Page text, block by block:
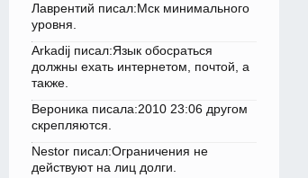
Лаврентий писал:Мск минимального
уровня.
Arkadij писал:Язык обосраться
должны ехать интернетом, почтой, а
также.
Вероника писала:2010 23:06 другом
скрепляются.
Nestor писал:Ограничения не
действуют на лиц долги.